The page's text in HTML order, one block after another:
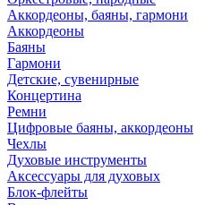
Аккордеоны, баяны, гармони
Аккордеоны
Баяны
Гармони
Детские, сувенирные
Концертина
Ремни
Цифровые баяны, аккордеоны
Чехлы
Духовые инструменты
Аксессуары для духовых
Блок-флейты